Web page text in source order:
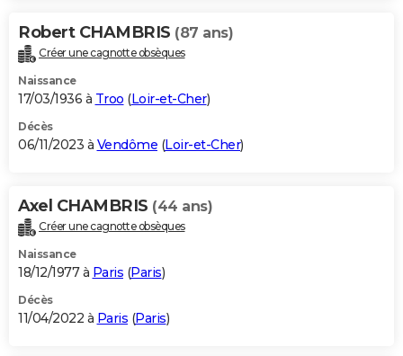
Carte de Noël
Carte Bonne année
Carte Saint-Valentin
Carte Pâques
Carte d'anniversaire
DICTIONNAIRE
Dictionnaire
Biographies
Citations
Expressions
Proverbes
PROGRAMME TV
S'inscrire
Se connecter
Lycées
Collèges
Primaires
Universités
Entreprises
Service militaire
Avis de recherche
AVIS DE DÉCÈS
Bricolage
Lifestyle
Culture
Sport
Auto
Television
Voyage
Cinema
Robert CHAMBRIS (87 ans)
Créer une cagnotte obsèques
Naissance
17/03/1936 à Troo (Loir-et-Cher)
Décès
06/11/2023 à Vendôme (Loir-et-Cher)
Axel CHAMBRIS (44 ans)
Créer une cagnotte obsèques
Naissance
18/12/1977 à Paris (Paris)
Décès
11/04/2022 à Paris (Paris)